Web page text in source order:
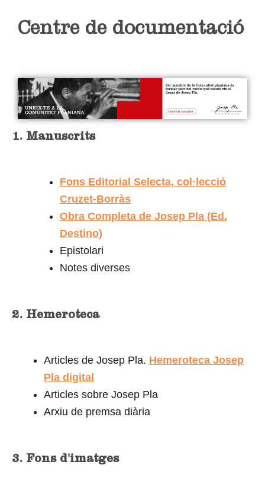
Centre de documentació
1. Manuscrits
Fons Editorial Selecta, col·lecció
Cruzet-Borràs
Obra Completa de Josep Pla (Ed.
Destino)
Epistolari
Notes diverses
2. Hemeroteca
Articles de Josep Pla. Hemeroteca Josep
Pla digital
Articles sobre Josep Pla
Arxiu de premsa diària
3. Fons d'imatges